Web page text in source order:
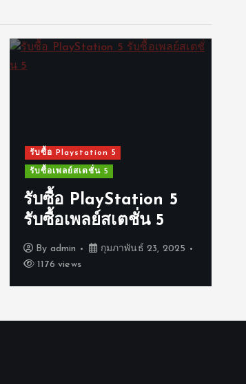
รับซื้อ Playstation 5
รับซื้อเพลย์สเตชั่น 5
รับซื้อ PlayStation 5
รับซื้อเพลย์สเตชั่น 5
By admin
กุมภาพันธ์ 23, 2025
1176 views